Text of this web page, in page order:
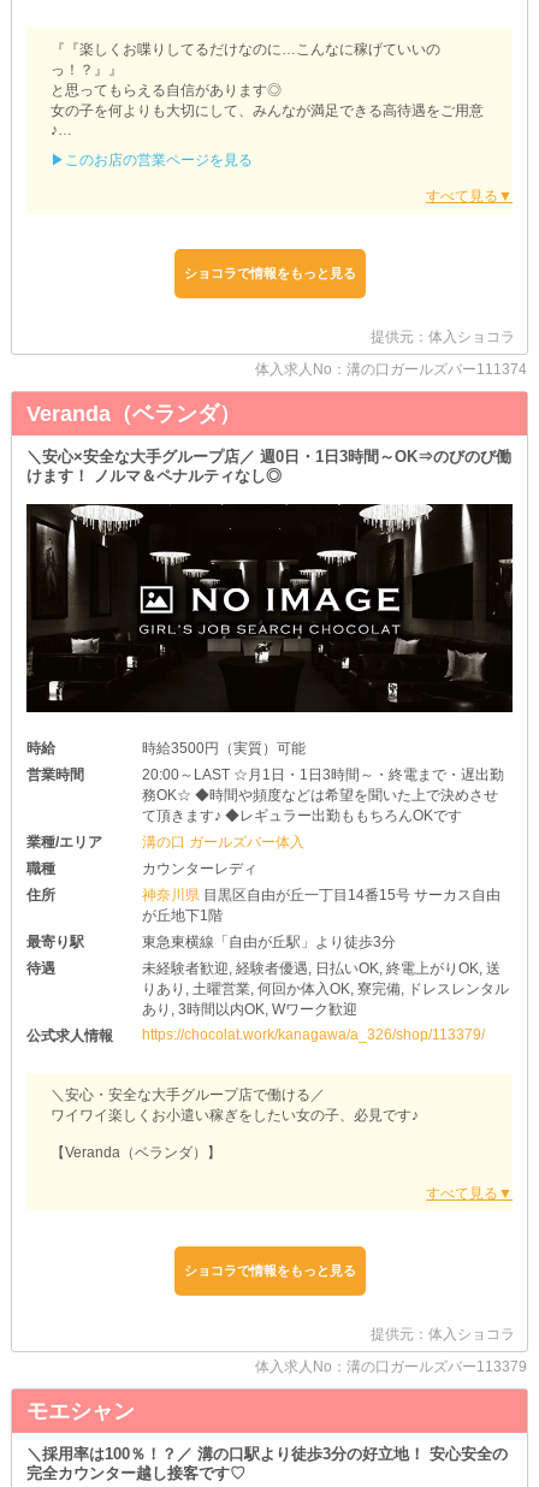
『『楽しくお喋りしてるだけなのに…こんなに稼げていいの
っ！？』』
と思ってもらえる自信があります◎
女の子を何よりも大切にして、みんなが満足できる高待遇をご用意
♪
♥｡･ﾟ♡ﾟ･｡♥｡･ﾟ♡ﾟ･｡♥
☞出勤するたびお財布が潤う
「金欠でピンチ…！できれば明日までになんとかした～い！」
お給料を働いたその日にお渡ししているので、すぐに収入GET可能
です◎
☞もっとラクにお仕事しませんか？
他店様で勤務したことがある子は必見♪
【ピンク】に移籍してくれたら、各種条件を優遇いたします！
前店よりもさらに働きやすい環境が叶っちゃうんです◎
☞副業にもおすすめ
土曜日も営業をしているので、平日忙しい学生さんやOLさんにも最
適♪
お休みの日を使って、賢くお小遣いを稼げます！
とってもゆるく働けるので、無理なく両立できるはずです◎
＝ぜひお店を見に来てください＝
スタッフの優しさは、言葉では言い表せません…！
あなたに直接体験していただけたら嬉しいです◎
いつでもご応募をお待ちしています♪
▶このお店の営業ページを見る
ショコラで情報をもっと見る
提供元：体入ショコラ
体入求人No：溝の口ガールズバー111374
Veranda（ベランダ）
＼安心×安全な大手グループ店／ 週0日・1日3時間～OK⇒のびのび働
けます！ ノルマ＆ペナルティなし◎
時給
時給3500円（実質）可能
営業時間
20:00～LAST ☆月1日・1日3時間～・終電まで・遅出勤
務OK☆ ◆時間や頻度などは希望を聞いた上で決めさせ
て頂きます♪ ◆レギュラー出勤ももちろんOKです
業種/エリア
溝の口 ガールズバー体入
職種
カウンターレディ
住所
神奈川県 目黒区自由が丘一丁目14番15号 サーカス自由
が丘地下1階
最寄り駅
東急東横線「自由が丘駅」より徒歩3分
待遇
未経験者歓迎, 経験者優遇, 日払いOK, 終電上がりOK, 送
りあり, 土曜営業, 何回か体入OK, 寮完備, ドレスレンタル
あり, 3時間以内OK, Wワーク歓迎
公式求人情報
https://chocolat.work/kanagawa/a_326/shop/113379/
＼安心・安全な大手グループ店で働ける／
ワイワイ楽しくお小遣い稼ぎをしたい女の子、必見です♪
【Veranda（ベランダ）】
難しいことは何もないので、どんな女の子も心配いりません♪
また、お酒が飲めない子も大丈夫◎
ソフトドリンクをご用意しているため、無理なく働けるんです☆
￣￣￣￣￣￣￣￣￣￣￣￣￣￣￣￣￣
退勤後、始発を待ったり深夜料金のタクシーに乗ったりする必要は
なし！
あなたの希望する場所まで、安全運転で送り届けます◎
車内でゆっくり過ごせるから、疲れを最小限に抑えられるんです♪
☆体験入店は『複数回』可能☆
ショコラで情報をもっと見る
提供元：体入ショコラ
体入求人No：溝の口ガールズバー113379
モエシャン
＼採用率は100％！？／ 溝の口駅より徒歩3分の好立地！ 安心安全の
完全カウンター越し接客です♡